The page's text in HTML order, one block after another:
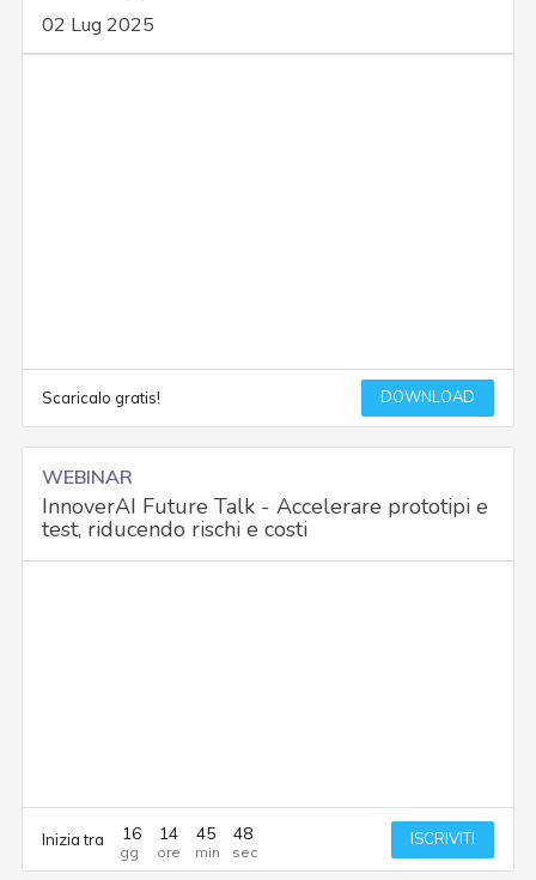
02 Lug 2025
Scaricalo gratis! DOWNLOAD
WEBINAR
InnoverAI Future Talk - Accelerare prototipi e
test, riducendo rischi e costi
Inizia tra 16 14 45 48 ISCRIVITI